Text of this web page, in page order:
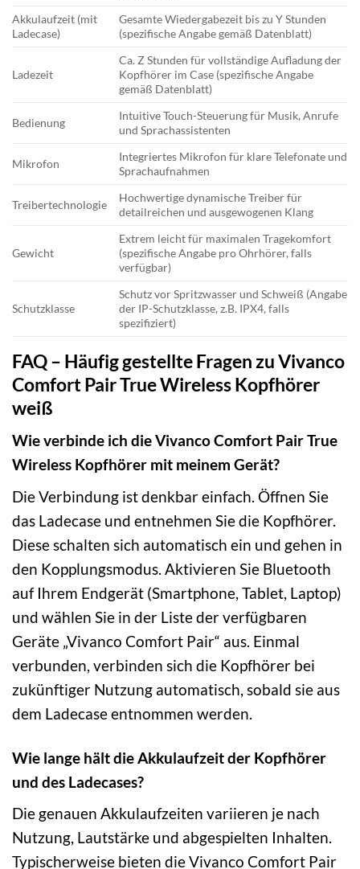
Akkulaufzeit (mit
Ladecase)
Gesamte Wiedergabezeit bis zu Y Stunden
(spezifische Angabe gemäß Datenblatt)
Ladezeit
Ca. Z Stunden für vollständige Aufladung der
Kopfhörer im Case (spezifische Angabe
gemäß Datenblatt)
Bedienung
Intuitive Touch-Steuerung für Musik, Anrufe
und Sprachassistenten
Mikrofon
Integriertes Mikrofon für klare Telefonate und
Sprachaufnahmen
Treibertechnologie
Hochwertige dynamische Treiber für
detailreichen und ausgewogenen Klang
Gewicht
Extrem leicht für maximalen Tragekomfort
(spezifische Angabe pro Ohrhörer, falls
verfügbar)
Schutzklasse
Schutz vor Spritzwasser und Schweiß (Angabe
der IP-Schutzklasse, z.B. IPX4, falls
spezifiziert)
FAQ – Häufig gestellte Fragen zu Vivanco
Comfort Pair True Wireless Kopfhörer
weiß
Wie verbinde ich die Vivanco Comfort Pair True
Wireless Kopfhörer mit meinem Gerät?
Die Verbindung ist denkbar einfach. Öffnen Sie
das Ladecase und entnehmen Sie die Kopfhörer.
Diese schalten sich automatisch ein und gehen in
den Kopplungsmodus. Aktivieren Sie Bluetooth
auf Ihrem Endgerät (Smartphone, Tablet, Laptop)
und wählen Sie in der Liste der verfügbaren
Geräte „Vivanco Comfort Pair“ aus. Einmal
verbunden, verbinden sich die Kopfhörer bei
zukünftiger Nutzung automatisch, sobald sie aus
dem Ladecase entnommen werden.
Wie lange hält die Akkulaufzeit der Kopfhörer
und des Ladecases?
Die genauen Akkulaufzeiten variieren je nach
Nutzung, Lautstärke und abgespielten Inhalten.
Typischerweise bieten die Vivanco Comfort Pair